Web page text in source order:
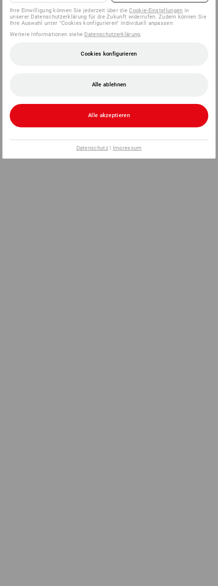
Ihre Einwilligung können Sie jederzeit über dieCookie-Einstellungen in
unserer Datenschutzerklärung für die Zukunft widerrufen. Zudem können Sie
Ihre Auswahl unter "Cookies konfigurieren" individuell anpassen
Weitere Informationen siehe Datenschutzerklärung.
Cookies konfigurieren
Alle ablehnen
Alle akzeptieren
Datenschutz| Impressum